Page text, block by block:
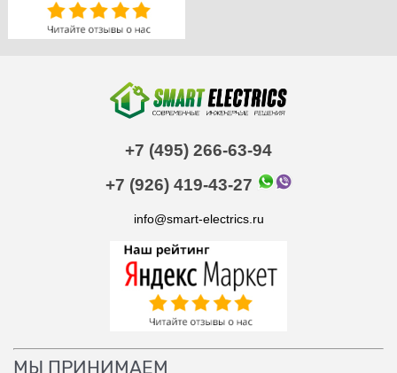
+7 (495) 266-63-94
+7 (926) 419-43-27
info@smart-electrics.ru
МЫ ПРИНИМАЕМ